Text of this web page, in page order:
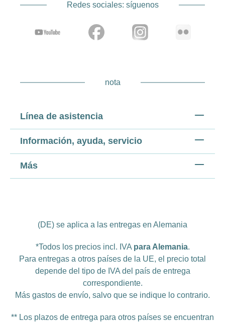
Redes sociales: síguenos
nota
Línea de asistencia
Información, ayuda, servicio
Más
(DE) se aplica a las entregas en Alemania
*Todos los precios incl. IVA para Alemania.
Para entregas a otros países de la UE, el precio total
depende del tipo de IVA del país de entrega
correspondiente.
Más gastos de envío, salvo que se indique lo contrario.
** Los plazos de entrega para otros países se encuentran